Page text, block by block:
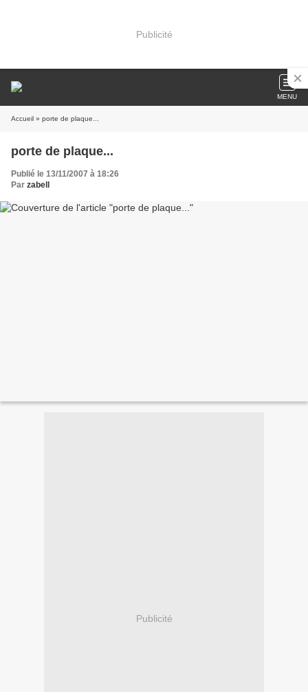
Publicité
MENU
Accueil » porte de plaque...
porte de plaque...
Publié le 13/11/2007 à 18:26
Par zabell
Publicité